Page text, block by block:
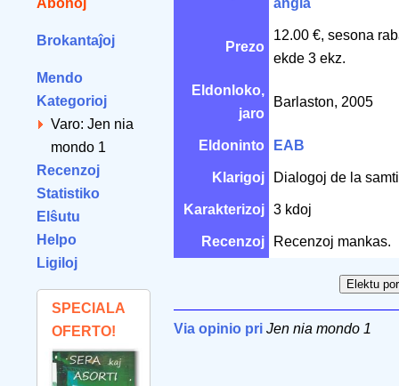
Abonoj
Brokantaĵoj
Mendo
Kategorioj
Varo: Jen nia
mondo 1
Recenzoj
Statistiko
Elŝutu
Helpo
Ligiloj
SPECIALA
OFERTO!
angla
Prezo
12.00 €, sesona
ekde 3 ekz.
Eldonloko,
jaro
Barlaston, 2005
Eldoninto EAB
Klarigoj Dialogoj de la
Karakterizoj 3 kdoj
Recenzoj Recenzoj mankas.
Via opinio pri Jen nia mondo 1